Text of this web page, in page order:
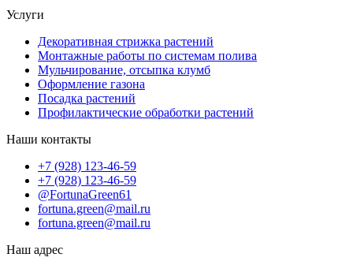
Услуги
Декоративная стрижка растений
Монтажные работы по системам полива
Мульчирование, отсыпка клумб
Оформление газона
Посадка растений
Профилактические обработки растений
Наши контакты
+7 (928) 123-46-59
+7 (928) 123-46-59
@FortunaGreen61
fortuna.green@mail.ru
fortuna.green@mail.ru
Наш адрес